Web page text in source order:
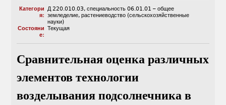
Категори
я:
Д 220.010.03, специальность 06.01.01 – общее
земледелие, растениеводство (сельскохозяйственные
науки)
Состояни
е:
Текущая
Сравнительная оценка различных
элементов технологии
возделывания подсолнечника в